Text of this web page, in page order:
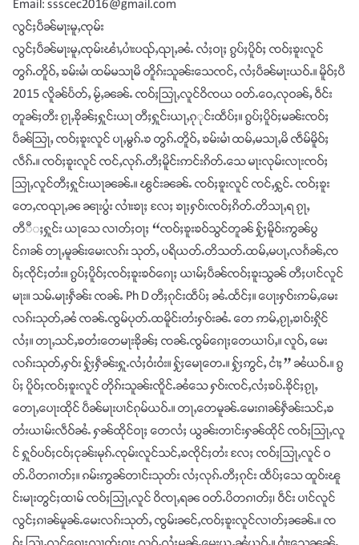
Email:ssscec2016@gmail.com
လွင်ႈပဵၼ်မႃးမူႇၸုမ်း
လွင်ႈပဵၼ်မႃးမူႇၸုမ်းၽၢႆႇပၢႆးပၺ်ႇၺႃႇၼႆႉ လႆႈဝႃႈ ၵွပ်ႈပိူဝ်ႈ ၸဝ်ႈၶူးလူင်
တွၵ်ႉတိူဝ်ႇ ၶမ်းမႆ၊ ထမ်မသႃမိ တိူၵ်းသူၼ်းသေၸင်ႇ လႆႈပဵၼ်မႃးယဝ်ႉ။ မိူဝ်ႈပီ
2015 လိူၼ်ပႅတ်ႇ မႂ်ႇၼၼ်ႉ ၸဝ်ႈသြႃႇလူင်ဝိၸယ ဝတ်ႉဝေႇလုဝၼ်ႇ ဝဵင်း
တူၼ်ႈတီး ၵႂႃႇၶိုၼ်ႈႁူင်းယႃ တီႈႁူင်းယႃႇၵုုင်းထဵပ်ႈ။ ၵွပ်ႈပိူဝ်ႈမၼ်းၸဝ်ႈ
ပဵၼ်သြႃႇ ၸဝ်ႈၶူးလူင် ပႃႇမွၵ်ႉၶ တွၵ်ႉတိူဝ်ႇ ၶမ်းမၢႆ ထမ်ႇမသႃႇမိ ၸဵမ်မိူဝ်ႈ
လဵၵ်ႉ။ ၸဝ်ႈၶူးလူင် ၸင်ႇလုၵ်ႉတီႈမိူင်းဢင်းၵိတ်ႉသေ မႃးလုမ်းလႃးၸဝ်ႈ
သြႃႇလူင်တီႈႁူင်းယႃၼၼ်ႉ။ ၽွင်းၼၼ်ႉ ၸဝ်ႈၶူးလူင် ၸင်ႇႁွင်ႉ ၸဝ်ႈၶူး
တေႇၸၺႃႇၼ ၼႃးပွႆး လၢႆးၶႃႈ လႄႈ ၶႃႈႁဝ်းၸဝ်ႈၵိတ်ႉတိသႃႇရ ၵႂႃႇ
တီီႈႁူင်း ယႃသေ လၢတ်ႈဝႃႈ “ၸဝ်ႈၶူးၶဝ်သွင်တူၼ် ႁႂ်ႈမိူဝ်းဢွၼ်ပွ
င်ၵၢၼ် တႃႇမူၼ်းမေးလၵ်း သုတ်ႇ ပရိယတ်ႉတိသတ်ႉထမ်ႇမပႃႇလၵႅၼ်ႇၸ
ဝ်ႈၸိုင်ႈတႆး။ ၵွပ်ႈပိူဝ်ႈၸဝ်ႈၶူးၶဝ်ၵေႃႈ ယၢမ်ႈပဵၼ်ၸဝ်ႈၶူးသွၼ် တီႈပၢင်လူင်
မႃး။ သမ်ႉမႃးႁဵၼ်း ၸၼ်ႉ Ph D တီႈၵုင်းထဵပ်ႈ ၼႆႉထႅင်ႈ။ ပေႃးႁဝ်းဢမ်ႇမေး
လၵ်းသုတ်ႇၼႆ ၸၼ်ႉၸွမ်ပုတ်ႉထမိူင်းတႆးႁဝ်းၼႆႉ တေ ဢမ်ႇၵႂႃႇၶၢဝ်းႁိုင်
လႆႈ။ တႃႇသင်ႇၶတႆးတေမႃးၶိုၼ်ႈ ၸၼ်ႉၸွမ်ၵေႃႈတေယၢပ်ႇ။ လူဝ်ႇ မေး
လၵ်းသုတ်ႇႁဝ်း ႁႂ်ႈႁဵၼ်းႁူႉလႆႈဝႆးဝႆး။ ႁႂ်ႈမေႃတေႉ။ ႁႂ်ႈဢွင်ႇ ငၢႆႈ” ၼႆယဝ်ႉ။ ၵွ
ပ်ႈ ပိူဝ်ႈၸဝ်ႈၶူးလူင် တိုၵ်းသူၼ်းၸိူင်ႉၼႆသေ ႁဝ်းၸင်ႇလႆႈၶပ်ႉၶိုင်ႈၵႂႃႇ
တေႃႇပေႃးထိုင် ပဵၼ်မႃးပၢင်ၵုမ်ယဝ်ႉ။ တႃႇတေမူၼ်ႉမေးၵၢၼ်ႁဵၼ်းသင်ႇၶ
တႆးယၢမ်းလဵဝ်ၼႆႉ ႁၼ်ထိုင်ဝႃႈ တေလႆႈ ယွၼ်းတၢင်းႁၼ်ထိုင် ၸဝ်ႈသြႃႇလူ
င် ႁူဝ်ပဝ်ႈငဝ်ႈငုၼ်းမုၵ်ႉၸုမ်းလူင်သင်ႇၶၸိုင်ႈတႆး လႄႈ ၸဝ်ႈသြႃႇလူင် ဝ
တ်ႉပိတၵၢတ်ႈ။ ၵမ်းဢွၼ်တၢင်းသုတ်း လႆႈလုၵ်ႉတီႈၵုင်း ထဵပ်ႈသေ ထူဝ်းၽူ
င်းမႃးတွင်ႈထၢမ် ၸဝ်ႈသြႃႇလူင် ဝိၸႃႇရၼ ဝတ်ႉပိတၵၢတ်ႈ၊ ဝဵင်း ပၢင်လူင်
လွင်ႈၵၢၼ်မူၼ်ႉမေးလၵ်းသုတ်ႇ ၸွမ်းၼင်ႇၸဝ်ႈၶူးလူင်လၢတ်ႈၼၼ်ႉ။ ၸ